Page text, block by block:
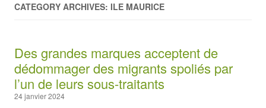
CATEGORY ARCHIVES: ILE MAURICE
Des grandes marques acceptent de
dédommager des migrants spoliés par
l’un de leurs sous-traitants
24 janvier 2024